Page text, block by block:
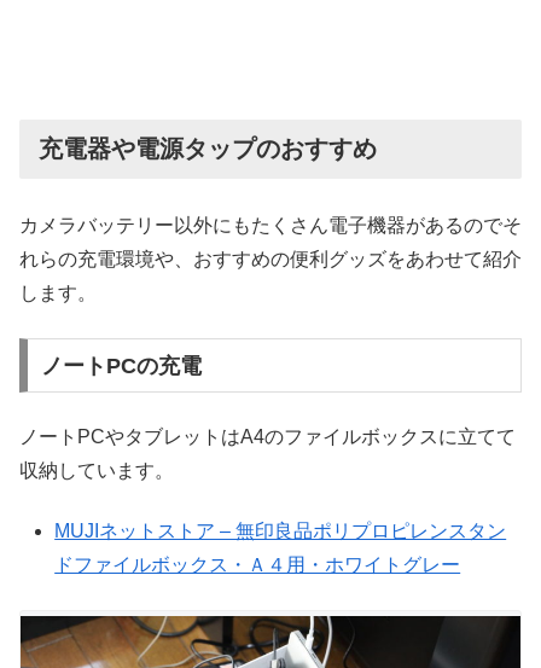
充電器や電源タップのおすすめ
カメラバッテリー以外にもたくさん電子機器があるのでそ
れらの充電環境や、おすすめの便利グッズをあわせて紹介
します。
ノートPCの充電
ノートPCやタブレットはA4のファイルボックスに立てて
収納しています。
MUJIネットストア – 無印良品ポリプロピレンスタン
ドファイルボックス・Ａ４用・ホワイトグレー